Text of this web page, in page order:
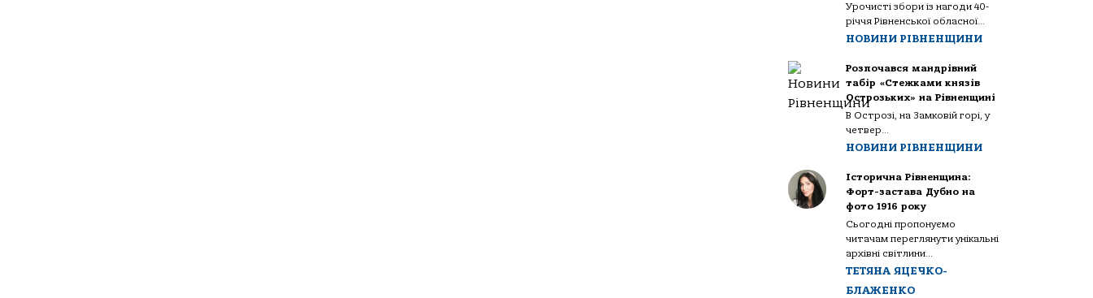
Урочисті збори із нагоди 40-
річчя Рівненської обласної...
НОВИНИ РІВНЕНЩИНИ
Розпочався мандрівний
табір «Стежками князів
Острозьких» на Рівненщині
В Острозі, на Замковій горі, у
четвер...
НОВИНИ РІВНЕНЩИНИ
Історична Рівненщина:
Форт-застава Дубно на
фото 1916 року
Сьогодні пропонуємо
читачам переглянути унікальні
архівні світлини...
ТЕТЯНА ЯЦЕЧКО-
БЛАЖЕНКО